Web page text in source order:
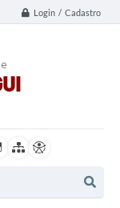
Login / Cadastro